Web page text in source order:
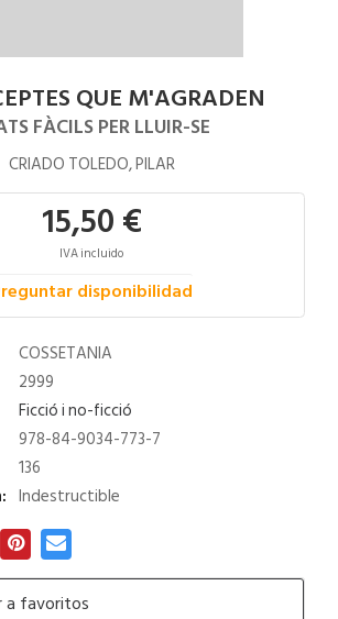
QUE M'AGRADEN
FÀCILS PER LLUIR-SE
CRIADO TOLEDO, PILAR
15,50 €
IVA incluido
disponibilidad
COSSETANIA
2999
Ficció i no-ficció
978-84-9034-773-7
136
Indestructible
a favoritos